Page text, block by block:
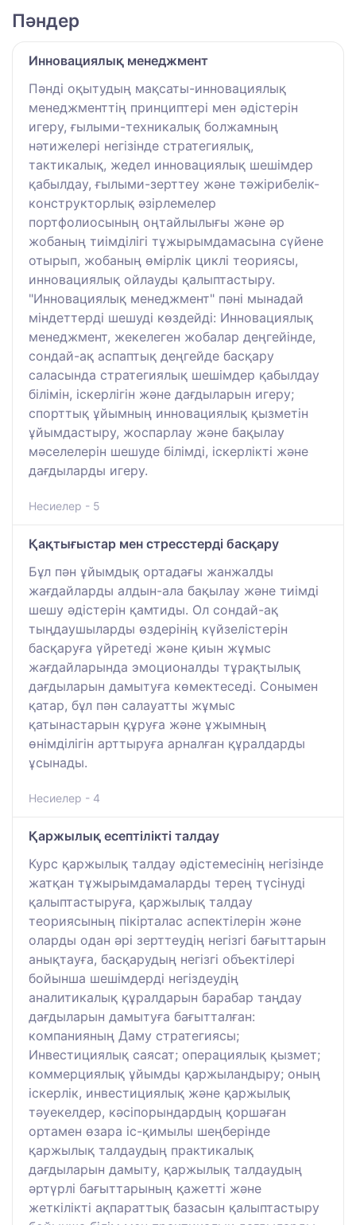
Пәндер
Инновациялық менеджмент
Пәнді оқытудың мақсаты-инновациялық
менеджменттің принциптері мен әдістерін
игеру, ғылыми-техникалық болжамның
нәтижелері негізінде стратегиялық,
тактикалық, жедел инновациялық шешімдер
қабылдау, ғылыми-зерттеу және тәжірибелік-
конструкторлық әзірлемелер
портфолиосының оңтайлылығы және әр
жобаның тиімділігі тұжырымдамасына сүйене
отырып, жобаның өмірлік циклі теориясы,
инновациялық ойлауды қалыптастыру.
"Инновациялық менеджмент" пәні мынадай
міндеттерді шешуді көздейді: Инновациялық
менеджмент, жекелеген жобалар деңгейінде,
сондай-ақ аспаптық деңгейде басқару
саласында стратегиялық шешімдер қабылдау
білімін, іскерлігін және дағдыларын игеру;
спорттық ұйымның инновациялық қызметін
ұйымдастыру, жоспарлау және бақылау
мәселелерін шешуде білімді, іскерлікті және
дағдыларды игеру.
Несиелер - 5
Қақтығыстар мен стресстерді басқару
Бұл пән ұйымдық ортадағы жанжалды
жағдайларды алдын-ала бақылау және тиімді
шешу әдістерін қамтиды. Ол сондай-ақ
тыңдаушыларды өздерінің күйзелістерін
басқаруға үйретеді және қиын жұмыс
жағдайларында эмоционалды тұрақтылық
дағдыларын дамытуға көмектеседі. Сонымен
қатар, бұл пән салауатты жұмыс
қатынастарын құруға және ұжымның
өнімділігін арттыруға арналған құралдарды
ұсынады.
Несиелер - 4
Қаржылық есептілікті талдау
Курс қаржылық талдау әдістемесінің негізінде
жатқан тұжырымдамаларды терең түсінуді
қалыптастыруға, қаржылық талдау
теориясының пікірталас аспектілерін және
оларды одан әрі зерттеудің негізгі бағыттарын
анықтауға, басқарудың негізгі объектілері
бойынша шешімдерді негіздеудің
аналитикалық құралдарын барабар таңдау
дағдыларын дамытуға бағытталған:
компанияның Даму стратегиясы;
Инвестициялық саясат; операциялық қызмет;
коммерциялық ұйымды қаржыландыру; оның
іскерлік, инвестициялық және қаржылық
тәуекелдер, кәсіпорындардың қоршаған
ортамен өзара іс-қимылы шеңберінде
қаржылық талдаудың практикалық
дағдыларын дамыту, қаржылық талдаудың
әртүрлі бағыттарының қажетті және
жеткілікті ақпараттық базасын қалыптастыру